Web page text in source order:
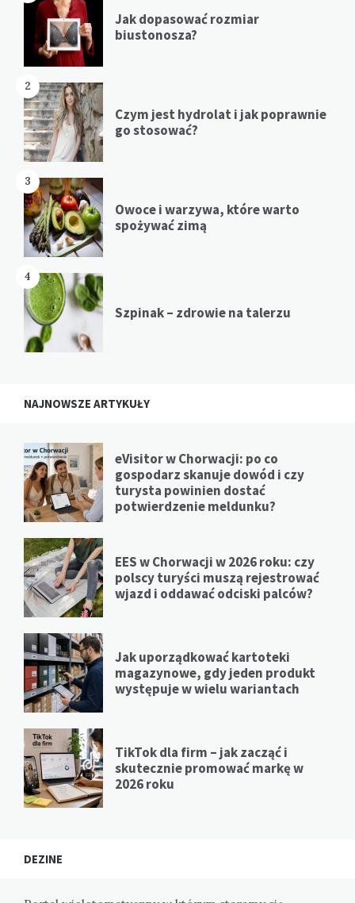
Jak dopasować rozmiar
biustonosza?
2
Czym jest hydrolat i jak poprawnie
go stosować?
3
Owoce i warzywa, które warto
spożywać zimą
4
Szpinak – zdrowie na talerzu
NAJNOWSZE ARTYKUŁY
eVisitor w Chorwacji: po co
gospodarz skanuje dowód i czy
turysta powinien dostać
potwierdzenie meldunku?
EES w Chorwacji w 2026 roku: czy
polscy turyści muszą rejestrować
wjazd i oddawać odciski palców?
Jak uporządkować kartoteki
magazynowe, gdy jeden produkt
występuje w wielu wariantach
TikTok dla firm – jak zacząć i
skutecznie promować markę w
2026 roku
DEZINE